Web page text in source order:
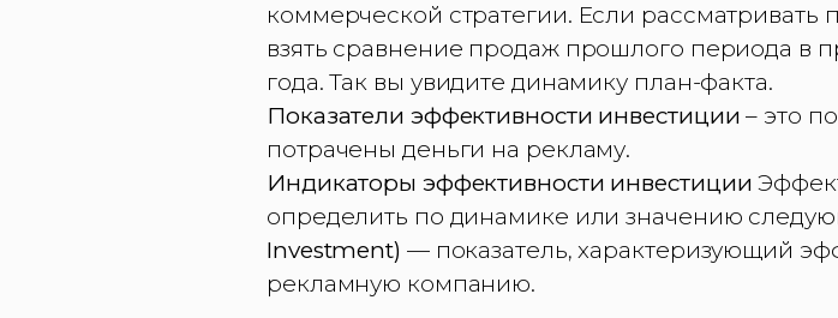
коммерческой стратегии. Если
взять сравнение продаж прошлого периода в
года. Так вы увидите динамику план-факта.
Показатели эффективности инвестиции – это
потрачены деньги на рекламу.
Индикаторы эффективности инвестиции
определить по динамике или значению
Investment) — показатель, характеризующий
рекламную компанию.